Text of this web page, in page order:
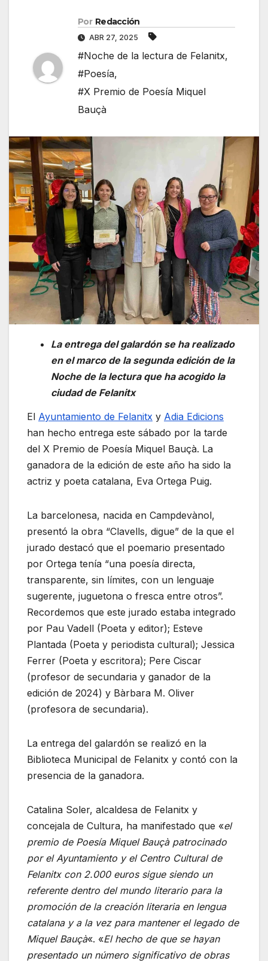
Por Redacción
ABR 27, 2025
#Noche de la lectura de Felanitx,
#Poesía,
#X Premio de Poesía Miquel
Bauçà
La entrega del galardón se ha realizado
en el marco de la segunda edición de la
Noche de la lectura que ha acogido la
ciudad de Felanitx
El Ayuntamiento de Felanitx y Adia Edicions
han hecho entrega este sábado por la tarde
del X Premio de Poesía Miquel Bauçà. La
ganadora de la edición de este año ha sido la
actriz y poeta catalana, Eva Ortega Puig.
La barcelonesa, nacida en Campdevànol,
presentó la obra “Clavells, digue” de la que el
jurado destacó que el poemario presentado
por Ortega tenía “una poesía directa,
transparente, sin límites, con un lenguaje
sugerente, juguetona o fresca entre otros”.
Recordemos que este jurado estaba integrado
por Pau Vadell (Poeta y editor); Esteve
Plantada (Poeta y periodista cultural); Jessica
Ferrer (Poeta y escritora); Pere Ciscar
(profesor de secundaria y ganador de la
edición de 2024) y Bàrbara M. Oliver
(profesora de secundaria).
La entrega del galardón se realizó en la
Biblioteca Municipal de Felanitx y contó con la
presencia de la ganadora.
Catalina Soler, alcaldesa de Felanitx y
concejala de Cultura, ha manifestado que «el
premio de Poesía Miquel Bauçà patrocinado
por el Ayuntamiento y el Centro Cultural de
Felanitx con 2.000 euros sigue siendo un
referente dentro del mundo literario para la
promoción de la creación literaria en lengua
catalana y a la vez para mantener el legado de
Miquel Bauçà«. «El hecho de que se hayan
presentado un número significativo de obras